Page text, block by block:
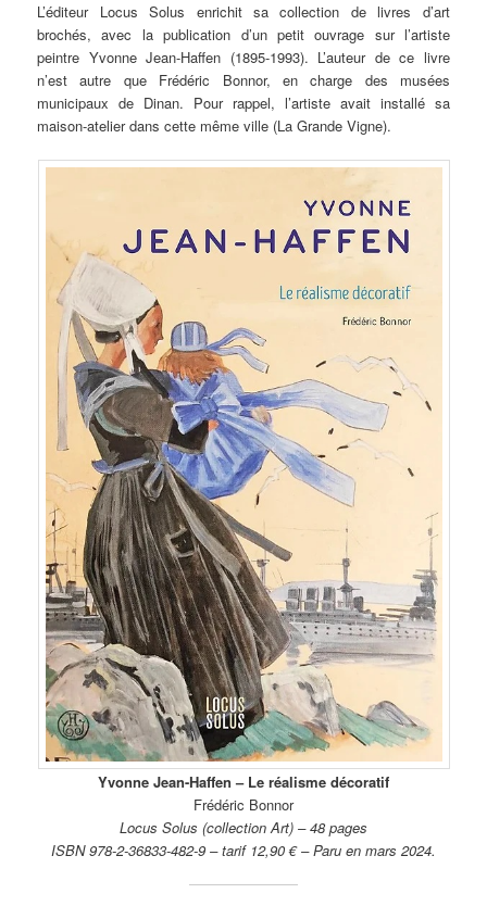
L’éditeur Locus Solus enrichit sa collection de livres d’art
brochés, avec la publication d’un petit ouvrage sur l’artiste
peintre Yvonne Jean-Haffen (1895-1993). L’auteur de ce livre
n’est autre que Frédéric Bonnor, en charge des musées
municipaux de Dinan. Pour rappel, l’artiste avait installé sa
maison-atelier dans cette même ville (La Grande Vigne).
Yvonne Jean-Haffen – Le réalisme décoratif
Frédéric Bonnor
Locus Solus (collection Art) – 48 pages
ISBN 978-2-36833-482-9 – tarif 12,90 € – Paru en mars 2024.